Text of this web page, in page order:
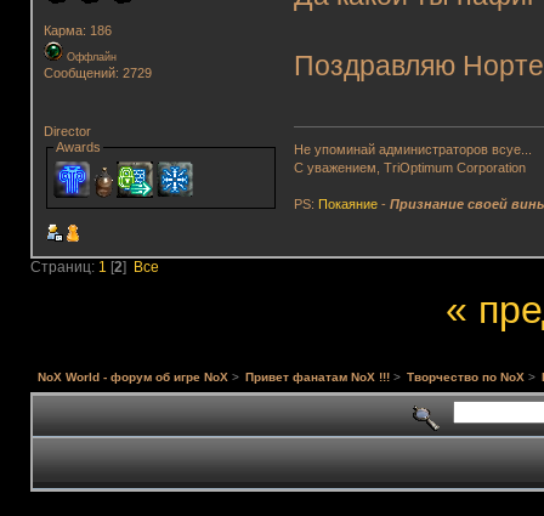
Карма: 186
Оффлайн
Сообщений: 2729
Director
Awards
Поздравляю
Не упоминай администраторов всуе...
С уважением, TriOptimum Corporation
PS: Покаяние -Признание своей
Страниц: 1 [2] Все
«
NoX World - форум об игре NoX > Привет фанатам NoX !!! > Творчество по NoX >